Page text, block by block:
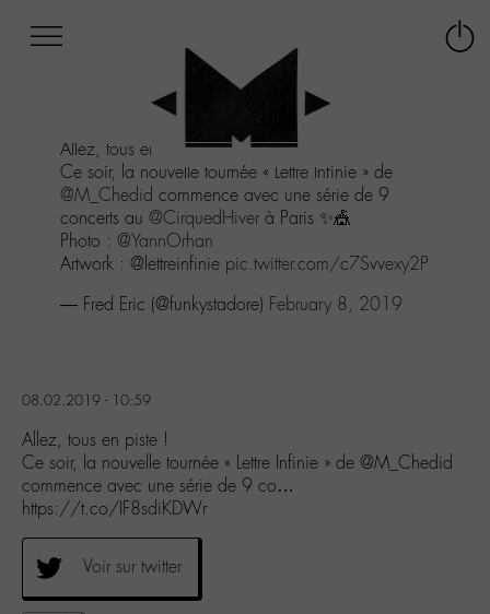
au
menu
Aller
au
contenu
Aller
Allez, tous en piste !
Ce soir, la nouvelle tournée « Lettre Infinie » de
@M_Chedid commence avec une série de 9
concerts au @CirquedHiver à Paris ✨🎪
Photo : @YannOrhan
Artwork : @lettreinfinie pic.twitter.com/c7Svvexy2P
— Fred Eric (@funkystadore) February 8, 2019
08.02.2019 - 10:59
Allez, tous en piste !
Ce soir, la nouvelle tournée « Lettre Infinie » de @M_Chedid
commence avec une série de 9 co…
https://t.co/IF8sdiKDWr
Voir sur twitter